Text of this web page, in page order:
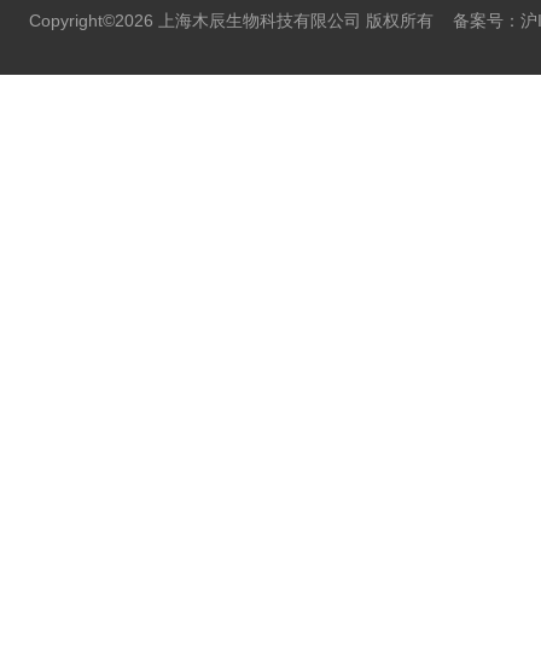
Copyright©2026 上海木辰生物科技有限公司 版权所有 备案号：